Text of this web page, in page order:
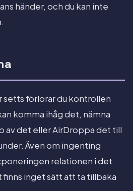
händer, och du kan inte
setts förlorar du kontrollen
komma ihåg det, nämna
av det eller AirDroppa det till
Även om ingenting
relationen i det
inget sätt att ta tillbaka